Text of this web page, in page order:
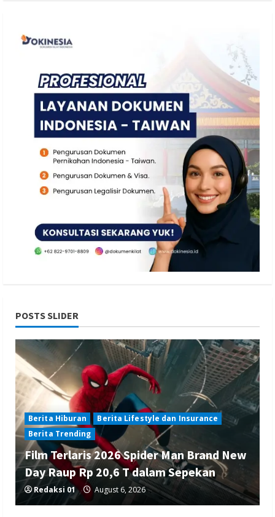
POSTS SLIDER
Berita Hiburan
Berita Lifestyle dan Insurance
Berita Trending
Film Terlaris 2026 Spider Man Brand New
Day Raup Rp 20,6 T dalam Sepekan
Redaksi 01 August 6, 2026